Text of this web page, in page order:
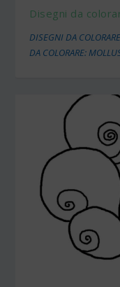
Disegni da
DISEGNI DA
DA COLORARE: